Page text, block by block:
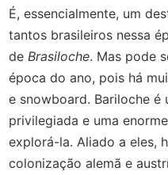
É, essencialmente, um
tantos brasileiros nessa
de Brasiloche. Mas pode
época do ano, pois há
e snowboard. Bariloche é
privilegiada e uma
explorá-la. Aliado a eles,
colonização alemã e